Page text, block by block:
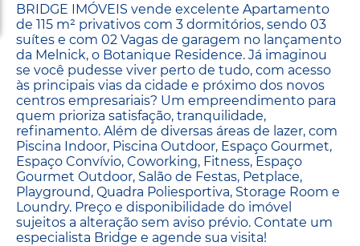
BRIDGE IMÓVEIS vende excelente Apartamento
de 115 m² privativos com 3 dormitórios, sendo 03
suítes e com 02 Vagas de garagem no lançamento
da Melnick, o Botanique Residence. Já imaginou
se você pudesse viver perto de tudo, com acesso
às principais vias da cidade e próximo dos novos
centros empresariais? Um empreendimento para
quem prioriza satisfação, tranquilidade,
refinamento. Além de diversas áreas de lazer, com
Piscina Indoor, Piscina Outdoor, Espaço Gourmet,
Espaço Convívio, Coworking, Fitness, Espaço
Gourmet Outdoor, Salão de Festas, Petplace,
Playground, Quadra Poliesportiva, Storage Room e
Loundry. Preço e disponibilidade do imóvel
sujeitos a alteração sem aviso prévio. Contate um
especialista Bridge e agende sua visita!